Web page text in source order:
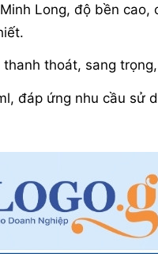
Long, độ bền
thoát, sang
đáp ứng nhu cầu sử